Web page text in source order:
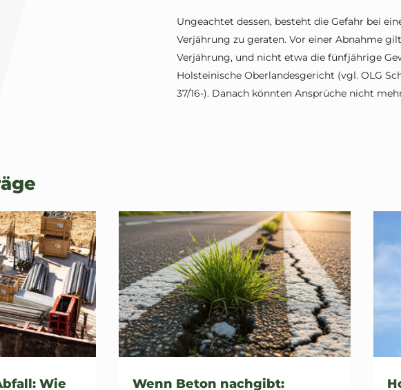
Ungeachtet dessen, besteht die Gefahr bei
Verjährung zu geraten. Vor einer Abnahme
Verjährung, und nicht etwa die fünfjährige
Holsteinische Oberlandesgericht (vgl. OLG
37/16-). Danach könnten Ansprüche nicht
Wie
Wenn Beton nachgibt: